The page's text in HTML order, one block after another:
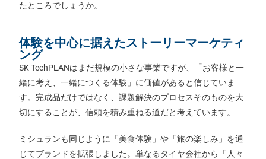
たところでしょうか。
体験を中心に据えたストーリーマーケティ
ング
SK TechPLANはまだ規模の小さな事業ですが、「お客様と一
緒に考え、一緒につくる体験」に価値があると信じていま
す。完成品だけではなく、課題解決のプロセスそのものを大
切にすることが、信頼を積み重ねる道だと考えています。
ミシュランも同じように「美食体験」や「旅の楽しみ」を通
じてブランドを拡張しました。単なるタイヤ会社から「人々